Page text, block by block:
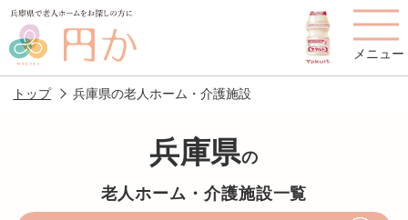
メニュー
老人ホームを
円かについて 費用について
トップ 兵庫県の老人ホーム・介護施設
兵庫県の
老人ホーム・介護施設一覧